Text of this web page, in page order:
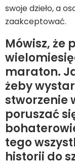
swoje dzieło, a
zaakceptować.
Mówisz, że
maraton.
żeby
stworzenie
poruszać
tego
historii do